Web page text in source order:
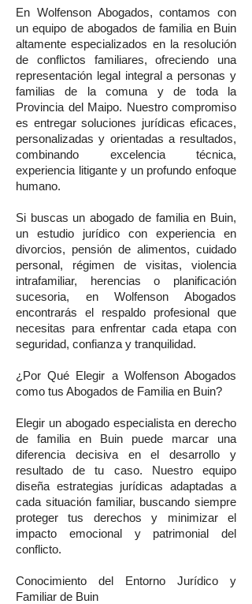
En Wolfenson Abogados, contamos con
un equipo de abogados de familia en Buin
altamente especializados en la resolución
de conflictos familiares, ofreciendo una
representación legal integral a personas y
familias de la comuna y de toda la
Provincia del Maipo. Nuestro compromiso
es entregar soluciones jurídicas eficaces,
personalizadas y orientadas a resultados,
combinando excelencia técnica,
experiencia litigante y un profundo enfoque
humano.
Si buscas un abogado de familia en Buin,
un estudio jurídico con experiencia en
divorcios, pensión de alimentos, cuidado
personal, régimen de visitas, violencia
intrafamiliar, herencias o planificación
sucesoria, en Wolfenson Abogados
encontrarás el respaldo profesional que
necesitas para enfrentar cada etapa con
seguridad, confianza y tranquilidad.
¿Por Qué Elegir a Wolfenson Abogados
como tus Abogados de Familia en Buin?
Elegir un abogado especialista en derecho
de familia en Buin puede marcar una
diferencia decisiva en el desarrollo y
resultado de tu caso. Nuestro equipo
diseña estrategias jurídicas adaptadas a
cada situación familiar, buscando siempre
proteger tus derechos y minimizar el
impacto emocional y patrimonial del
conflicto.
Conocimiento del Entorno Jurídico y
Familiar de Buin